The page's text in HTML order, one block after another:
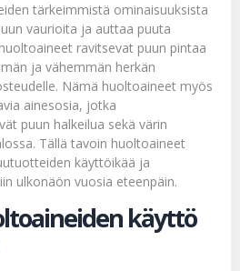
tärkeimmistä ominaisuuksista
vaurioita ja auttaa puuta
ravitsevat puun pintaa
ja vähemmän herkän
Nämä huoltoaineet myös
ainesosia, jotka
puun halkeilua sekä värin
Tällä tavoin huoltoaineet
käyttöikää ja
ulkonäön vuosia eteenpäin.
käyttö